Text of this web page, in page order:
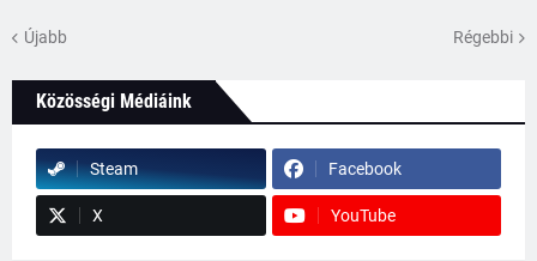
Újabb Régebbi
Közösségi Médiáink
Steam Facebook
X YouTube